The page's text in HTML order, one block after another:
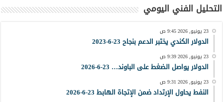
التحليل الفني اليومي
23 يونيو, 2026 9:45 ص
الدولار الكندي يختبر الدعم بنجاح 23-6-2023
23 يونيو, 2026 9:39 ص
الدولار يواصل الضغط على الباوند… 23-6-2026
23 يونيو, 2026 9:31 ص
النفط يحاول الإرتداد ضمن الإتجاة الهابط 23-6-2026